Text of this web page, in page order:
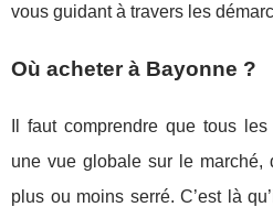
vous guidant à travers les
Où acheter à Bayonne ?
Il faut comprendre que tous
une vue globale sur le marché,
plus ou moins serré. C’est là